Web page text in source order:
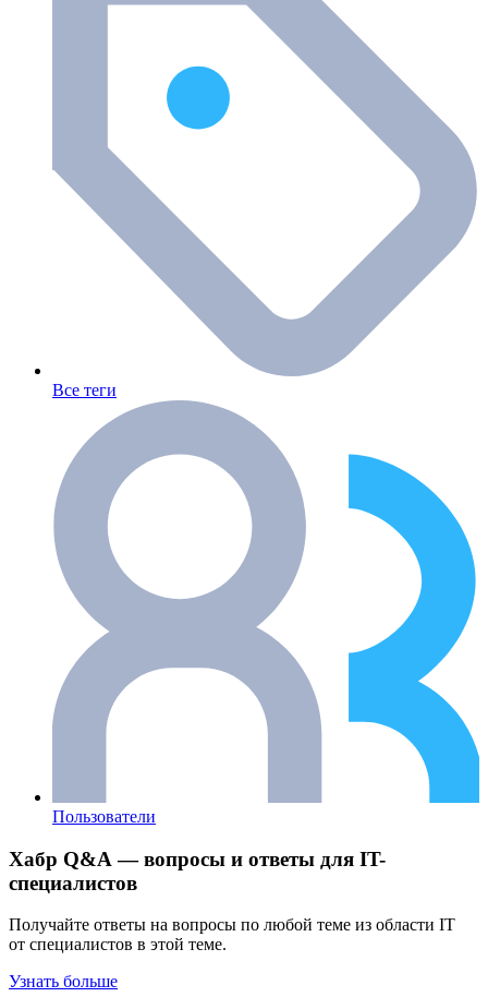
Все теги
Пользователи
Хабр Q&A — вопросы и ответы для IT-
специалистов
Получайте ответы на вопросы по любой теме из области IT
от специалистов в этой теме.
Узнать больше